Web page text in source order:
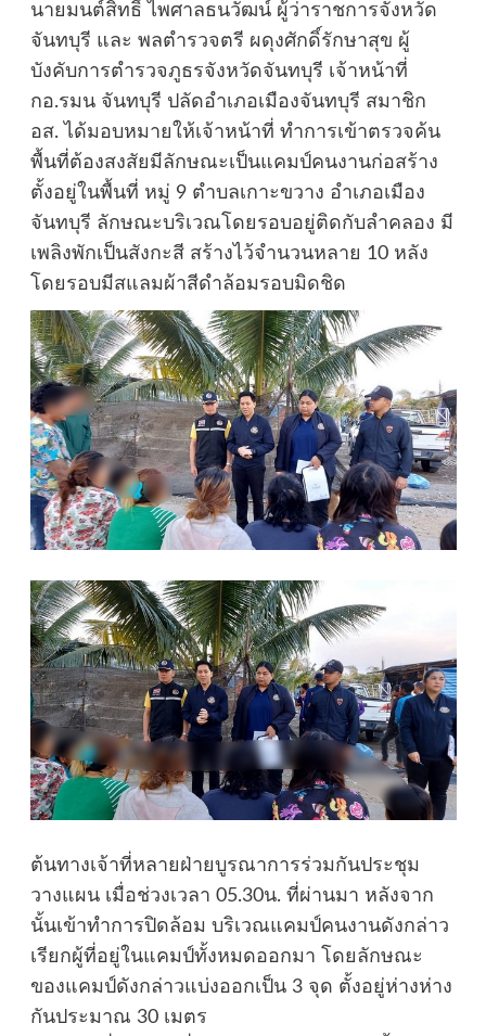
นายมนต์สิทธิ์ ไพศาลธนวัฒน์ ผู้ว่าราชการจังหวัด
จันทบุรี และ พลตำรวจตรี ผดุงศักดิ์รักษาสุข ผู้
บังคับการตำรวจภูธรจังหวัดจันทบุรี เจ้าหน้าที่
กอ.รมน จันทบุรี ปลัดอำเภอเมืองจันทบุรี สมาชิก
อส. ได้มอบหมายให้เจ้าหน้าที่ ทำการเข้าตรวจค้น
พื้นที่ต้องสงสัยมีลักษณะเป็นแคมป์คนงานก่อสร้าง
ตั้งอยู่ในพื้นที่ หมู่ 9 ตำบลเกาะขวาง อำเภอเมือง
จันทบุรี ลักษณะบริเวณโดยรอบอยู่ติดกับลำคลอง มี
เพลิงพักเป็นสังกะสี สร้างไว้จำนวนหลาย 10 หลัง
โดยรอบมีสแลมผ้าสีดำล้อมรอบมิดชิด
ต้นทางเจ้าที่หลายฝ่ายบูรณาการร่วมกันประชุม
วางแผน เมื่อช่วงเวลา 05.30น. ที่ผ่านมา หลังจาก
นั้นเข้าทำการปิดล้อม บริเวณแคมป์คนงานดังกล่าว
เรียกผู้ที่อยู่ในแคมป์ทั้งหมดออกมา โดยลักษณะ
ของแคมป์ดังกล่าวแบ่งออกเป็น 3 จุด ตั้งอยู่ห่างห่าง
กันประมาณ 30 เมตร